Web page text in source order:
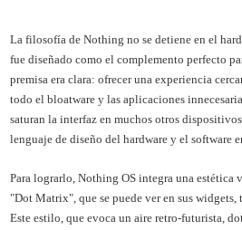
La filosofía de Nothing no se detiene en el
fue diseñado como el complemento perfecto
premisa era clara: ofrecer una experiencia
todo el bloatware y las aplicaciones
saturan la interfaz en muchos otros
lenguaje de diseño del hardware y el software
Para lograrlo, Nothing OS integra una estética
"Dot Matrix", que se puede ver en sus widgets,
Este estilo, que evoca un aire retro-futurista,